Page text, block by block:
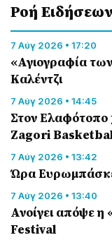
Ροή Eιδήσεων
7 Αύγ 2026 • 17:20
«Αγιογραφία
Καλέντζι
7 Αύγ 2026 • 14:45
Στον Ελαφότοπο
Zagori
7 Αύγ 2026 • 13:42
Ώρα
7 Αύγ 2026 • 13:40
Ανοίγει απόψε
Festival